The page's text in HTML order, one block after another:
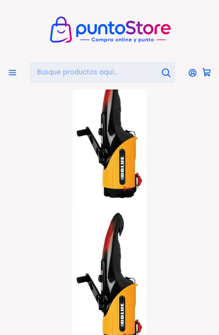
Inicio OTRAS CATEGORIAS Camping
Linternas Y Lamparas
Linterna Led Dínamo Con Accesorios Multifunción - Ps